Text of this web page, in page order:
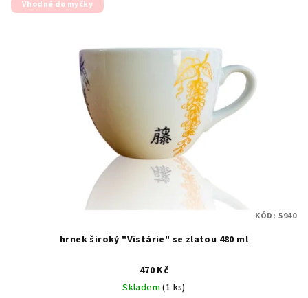
Vhodné do myčky
hrnek široký "Vistárie" se zlatou 480 ml
470 Kč
Skladem(1 ks)
KÓD: 5940